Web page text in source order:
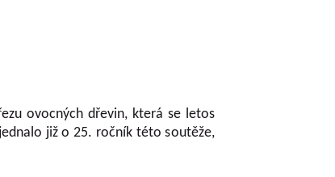
ovocných dřevin, která se letos
jednalo již o 25. ročník této soutěže,